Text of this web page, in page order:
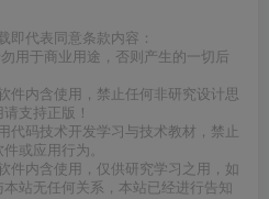
即代表同意条款内容：
用于商业用途，否则产生的一切后
件内含使用，禁止任何非研究设计思
支持正版！
代码技术开发学习与技术教材，禁止
或应用行为。
件内含使用，仅供研究学习之用，如
站无任何关系，本站已经进行告知